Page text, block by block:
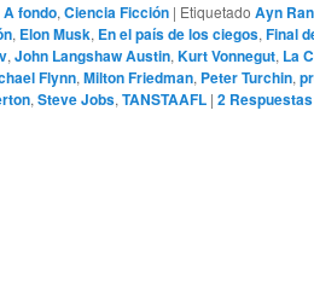
A fondo, Ciencia Ficción | Etiquetado Ayn
, Elon Musk, En el país de los ciegos, Final
, John Langshaw Austin, Kurt Vonnegut, La
Flynn, Milton Friedman, Peter Turchin,
, Steve Jobs, TANSTAAFL | 2 Respuestas